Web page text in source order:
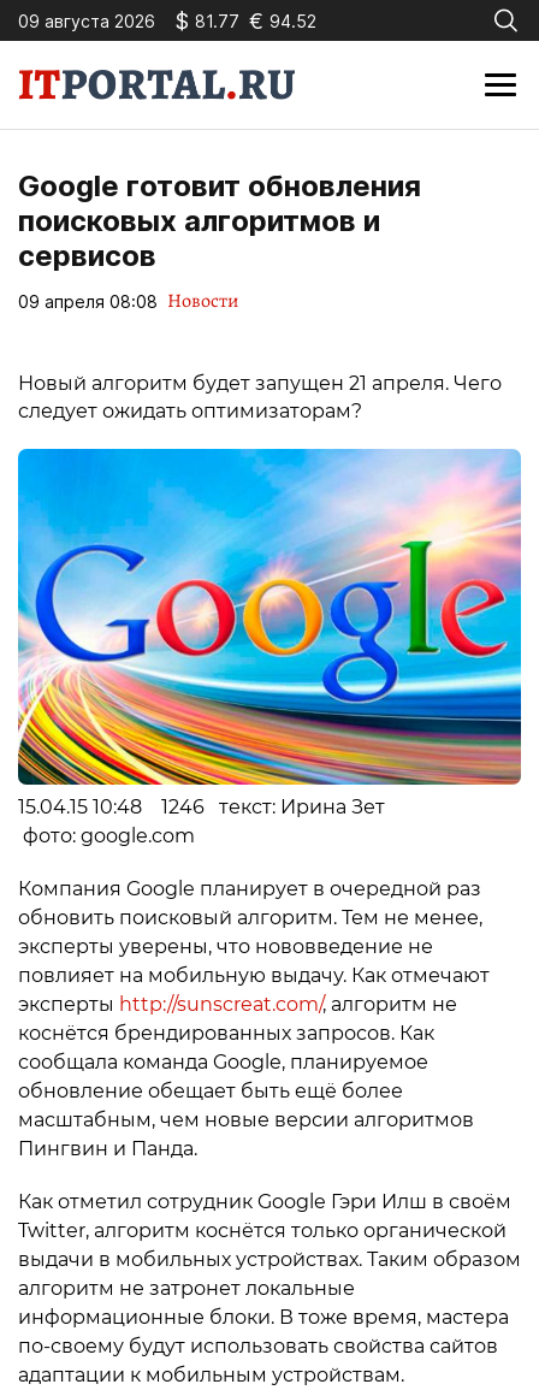
09 августа 2026 $ 81.77 € 94.52
Google готовит обновления
поисковых алгоритмов и
сервисов
09 апреля 08:08 Новости
Новый алгоритм будет запущен 21 апреля. Чего
следует ожидать оптимизаторам?
15.04.15 10:48 1246 текст: Ирина Зет
фото: google.com
Компания Google планирует в очередной раз
обновить поисковый алгоритм. Тем не менее,
эксперты уверены, что нововведение не
повлияет на мобильную выдачу. Как отмечают
эксперты http://sunscreat.com/, алгоритм не
коснётся брендированных запросов. Как
сообщала команда Google, планируемое
обновление обещает быть ещё более
масштабным, чем новые версии алгоритмов
Пингвин и Панда.
Как отметил сотрудник Google Гэри Илш в своём
Twitter, алгоритм коснётся только органической
выдачи в мобильных устройствах. Таким образом
алгоритм не затронет локальные
информационные блоки. В тоже время, мастера
по-своему будут использовать свойства сайтов
адаптации к мобильным устройствам.